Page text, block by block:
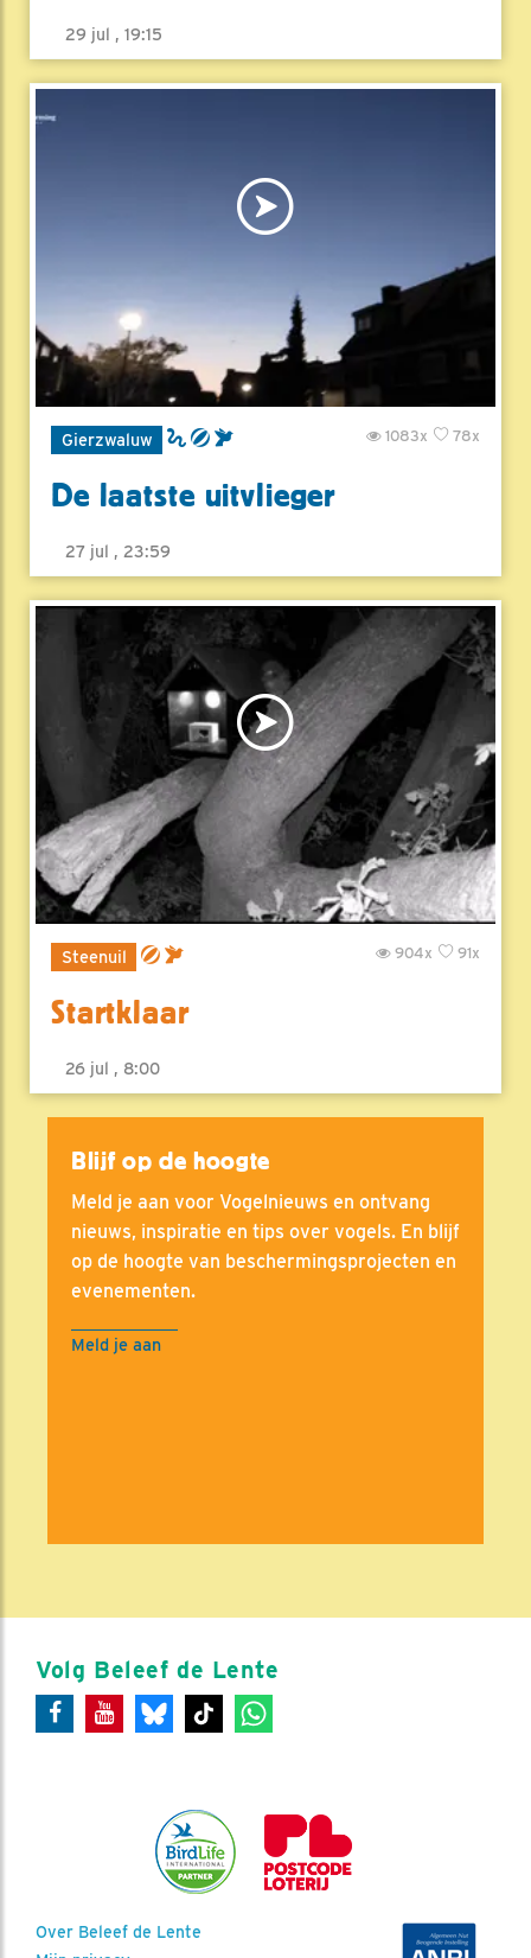
29 jul , 19:15
Gierzwaluw 78x
1083x
De laatste uitvlieger
27 jul , 23:59
Steenuil 91x
904x
Startklaar
26 jul , 8:00
Blijf op de hoogte
Meld je aan voor Vogelnieuws en ontvang
nieuws, inspiratie en tips over vogels. En blijf
op de hoogte van beschermingsprojecten en
evenementen.
Meld je aan
Volg Beleef de Lente
Over Beleef de Lente